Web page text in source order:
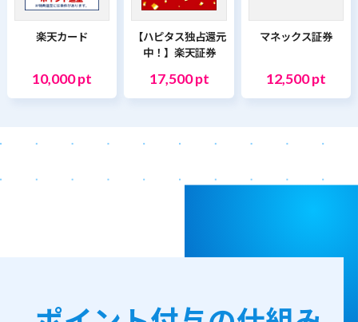
楽天カード
10,000 pt
【ハピタス独占還元
中！】楽天証券
17,500 pt
マネックス証券
12,500 pt